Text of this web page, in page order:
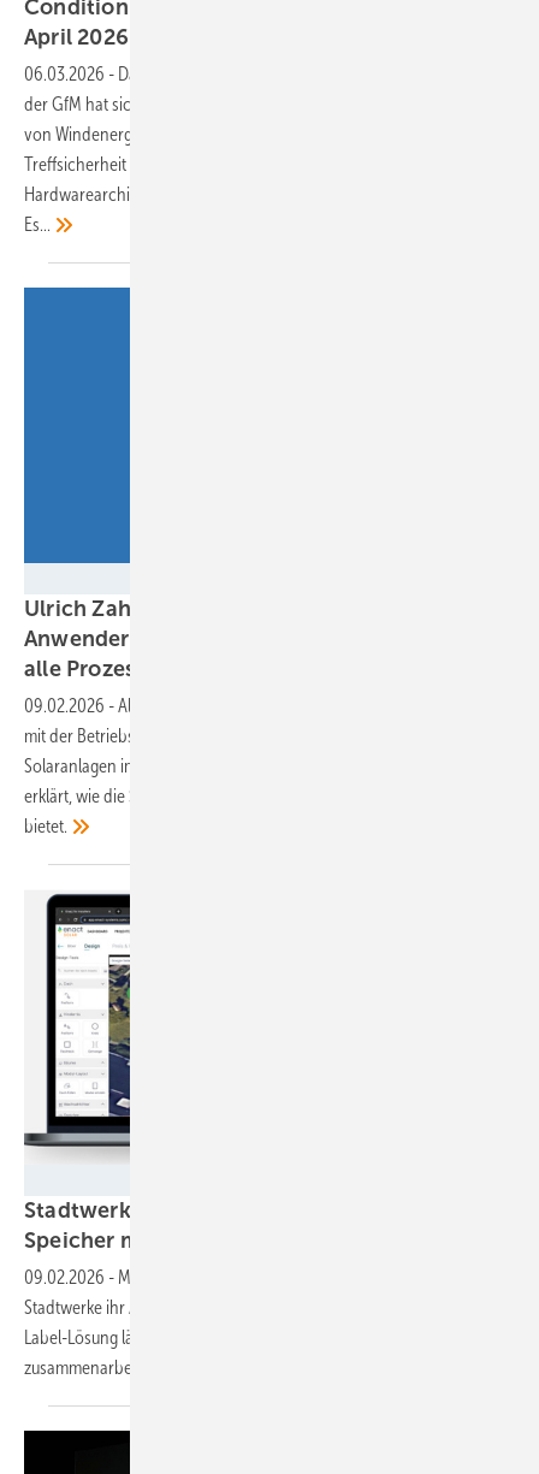
Condition Monitoring: Aktionsangebot bis 30.
April 2026
06.03.2026 - Das Condition Monitoring System (CMS) Peakanalyzer
der GfM hat sich seit Jahren für die Überwachung des Triebstrangs
von Windenergieanlagen bewährt. Auffällig ist die hohe
Treffsicherheit der Diagnosen. Das hängt schlicht mit der
Hardwarearchitektur und den verwendeten Algorithmen zusammen.
Es...
Ulrich Zahner: „Das Programm führt die
Anwender mit klaren Arbeitsabläufen durch
alle Prozesse“
09.02.2026 -Allgeier Innovar hat eine Softwareplattform entwickelt,
mit der Betriebsführer die Wirtschaftlichkeit von Windkraft- und
Solaranlagen immer im Blick haben. Geschäftsführer Ulrich Zahner
erklärt, wie die Software funktioniert und welchen Mehrwert sie
bietet.
Stadtwerke optimieren Solaranlagen und
Speicher mit
09.02.2026 - Mit einer KI-gestützten Software von Enact können
Stadtwerke ihr Anlagenportfolio wirtschaftlicher betreiben. Die White-
Label-Lösung lässt auch Solaranlage und Speicher besser
zusammenarbeiten.